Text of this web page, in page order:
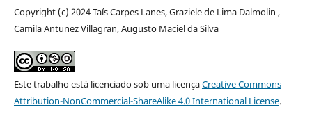
Copyright (c) 2024 Taís Carpes Lanes, Graziele de Lima Dalmolin ,
Camila Antunez Villagran, Augusto Maciel da Silva
Este trabalho está licenciado sob uma licençaCreative Commons
Attribution-NonCommercial-ShareAlike 4.0 International License.